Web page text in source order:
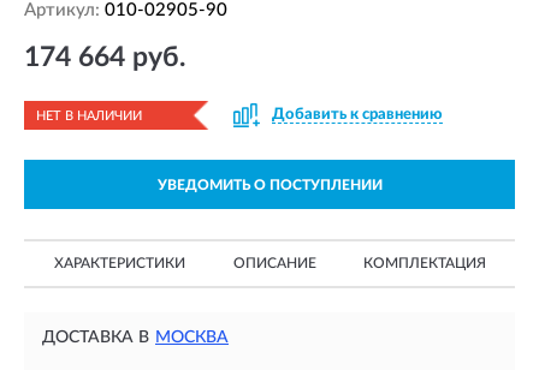
Артикул: 010-02905-90
174 664 руб.
НЕТ В НАЛИЧИИ Добавить к сравнению
УВЕДОМИТЬ О ПОСТУПЛЕНИИ
ХАРАКТЕРИСТИКИ ОПИСАНИЕ КОМПЛЕКТАЦИЯ
ДОСТАВКА В МОСКВА